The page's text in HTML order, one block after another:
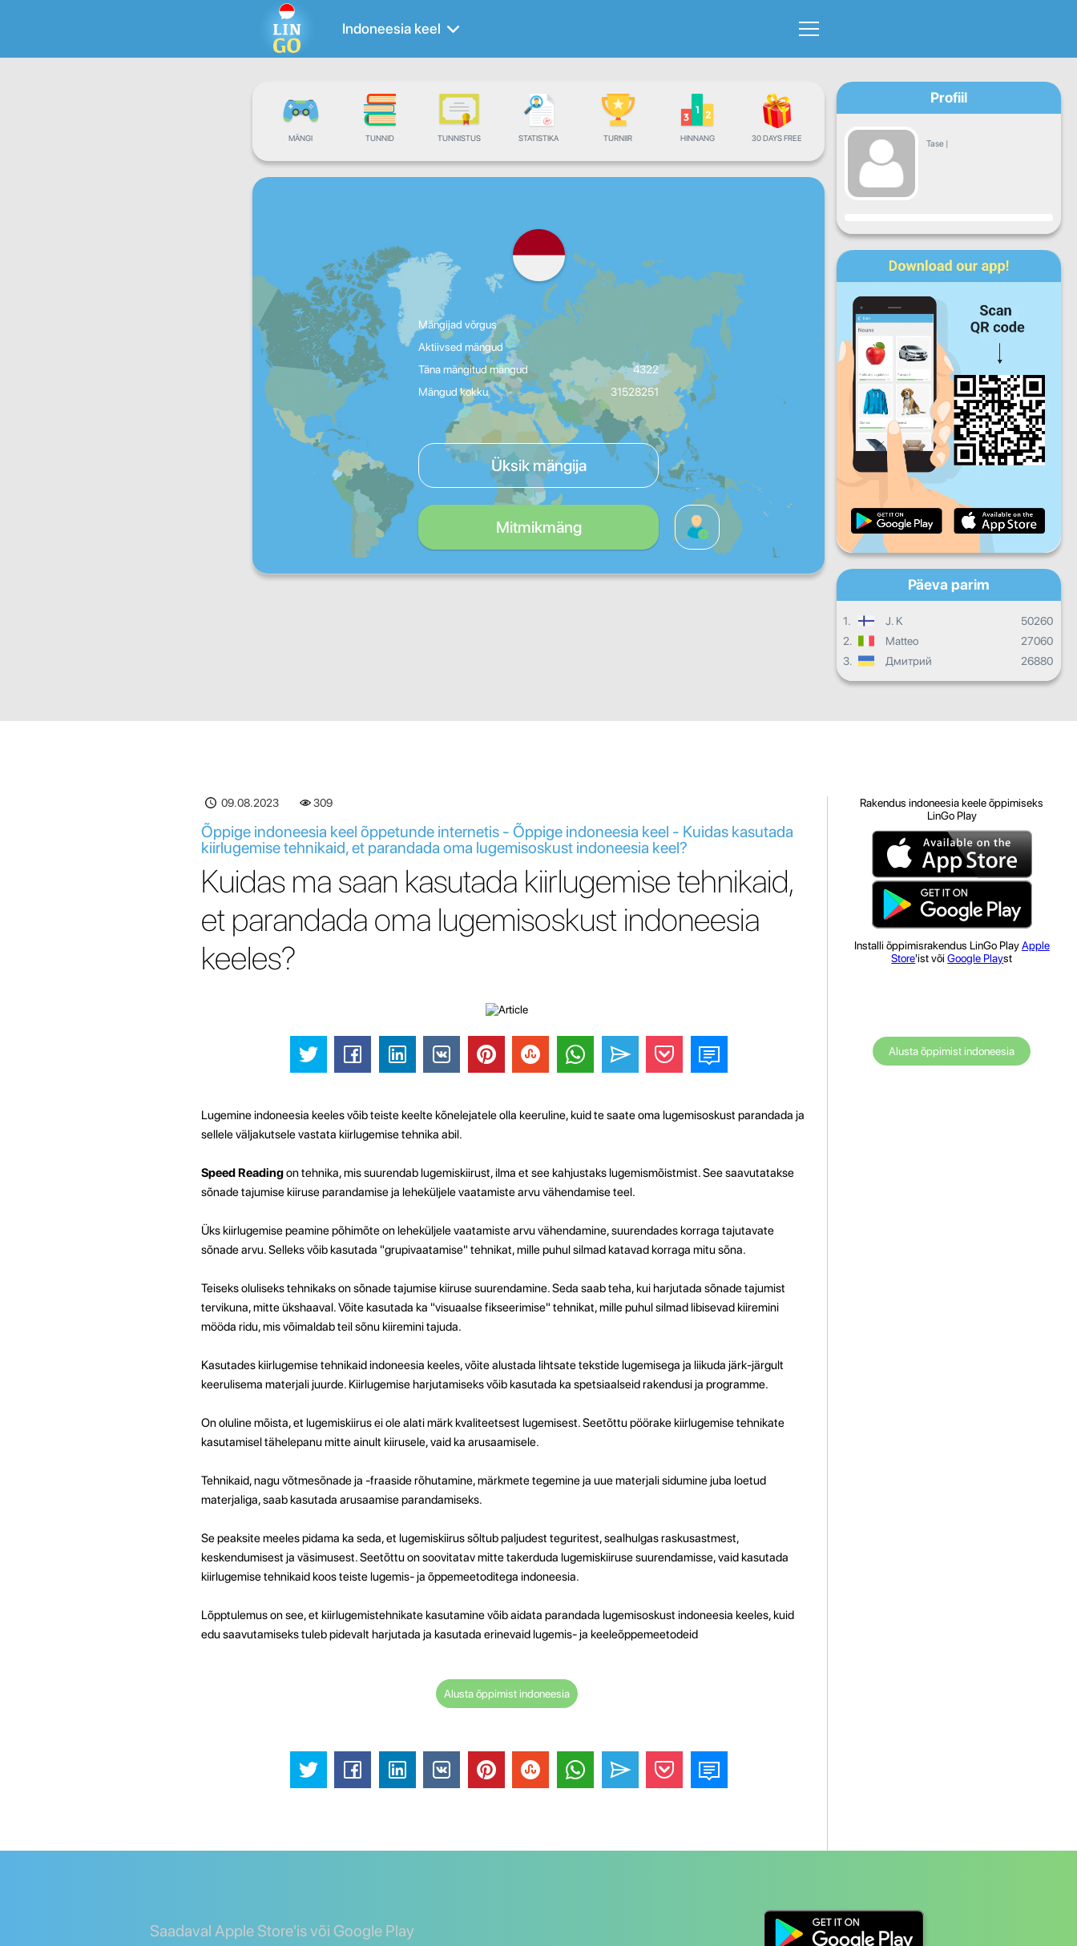
Indoneesia keel
MÄNGI TUNNID TUNNISTUS STATISTIKA TURNIIR HINNANG 30 DAYS FREE
Mängijad võrgus
Aktiivsed mängud
Täna mängitud mängud
4322
Mängud kokku
31528251
Üksik mängija
Mitmikmäng
Profiil
Tase |
Progress
K
L P
Igapäevane areng
Igakuised edusammud
Üldine areng
Päeva parim
1. J. K
50260
2.
Matteo
27060
3.
Дмитрий 26880
09.08.2023 310
Õppige indoneesia keel õppetunde internetis - Õppige indoneesia keel - Kuidas kasutada
kiirlugemise tehnikaid, et parandada oma lugemisoskust indoneesia keel?
Kuidas ma saan kasutada kiirlugemise tehnikaid,
et parandada oma lugemisoskust indoneesia
keeles?
Lugemine indoneesia keeles võib teiste keelte kõnelejatele olla keeruline, kuid te saate oma lugemisoskust parandada ja
sellele väljakutsele vastata kiirlugemise tehnika abil.
Speed Readingon tehnika, mis suurendab lugemiskiirust, ilma et see kahjustaks lugemismõistmist. See saavutatakse
sõnade tajumise kiiruse parandamise ja leheküljele vaatamiste arvu vähendamise teel.
Üks kiirlugemise peamine põhimõte on leheküljele vaatamiste arvu vähendamine, suurendades korraga tajutavate
sõnade arvu. Selleks võib kasutada "grupivaatamise" tehnikat, mille puhul silmad katavad korraga mitu sõna.
Teiseks oluliseks tehnikaks on sõnade tajumise kiiruse suurendamine. Seda saab teha, kui harjutada sõnade tajumist
tervikuna, mitte ükshaaval. Võite kasutada ka "visuaalse fikseerimise" tehnikat, mille puhul silmad libisevad kiiremini
mööda ridu, mis võimaldab teil sõnu kiiremini tajuda.
Kasutades kiirlugemise tehnikaid indoneesia keeles, võite alustada lihtsate tekstide lugemisega ja liikuda järk-järgult
keerulisema materjali juurde. Kiirlugemise harjutamiseks võib kasutada ka spetsiaalseid rakendusi ja programme.
On oluline mõista, et lugemiskiirus ei ole alati märk kvaliteetsest lugemisest. Seetõttu pöörake kiirlugemise tehnikate
kasutamisel tähelepanu mitte ainult kiirusele, vaid ka arusaamisele.
Tehnikaid, nagu võtmesõnade ja -fraaside rõhutamine, märkmete tegemine ja uue materjali sidumine juba loetud
materjaliga, saab kasutada arusaamise parandamiseks.
Se peaksite meeles pidama ka seda, et lugemiskiirus sõltub paljudest teguritest, sealhulgas raskusastmest,
keskendumisest ja väsimusest. Seetõttu on soovitatav mitte takerduda lugemiskiiruse suurendamisse, vaid kasutada
kiirlugemise tehnikaid koos teiste lugemis- ja õppemeetoditega indoneesia.
Lõpptulemus on see, et kiirlugemistehnikate kasutamine võib aidata parandada lugemisoskust indoneesia keeles, kuid
edu saavutamiseks tuleb pidevalt harjutada ja kasutada erinevaid lugemis- ja keeleõppemeetodeid
Alusta õppimist indoneesia
Rakendus indoneesia keele õppimiseks
LinGo Play
Installi õppimisrakendus LinGo PlayApple
Store'ist võiGoogle Playst
Alusta õppimist indoneesia
Saadaval Apple Store'is või Google Play